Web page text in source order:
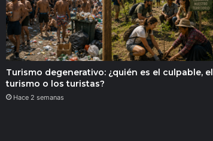
Turismo degenerativo: ¿quién es el culpable, el
turismo o los turistas?
Hace 2 semanas